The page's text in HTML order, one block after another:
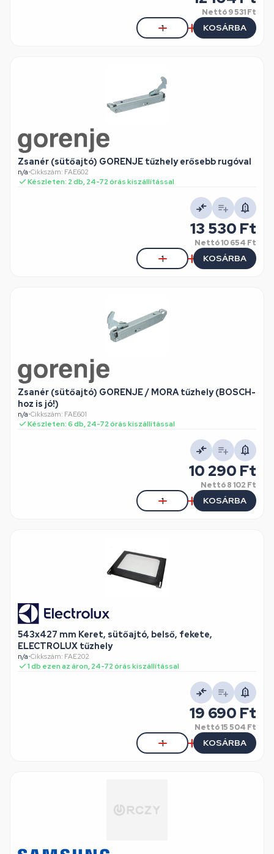
Nettó9 531 Ft
KOSÁRBA
Zsanér (sütőajtó) GORENJE tűzhely erősebb rugóval
n/a•Cikkszám: FAE602
Készleten: 2 db, 24-72 órás kiszállítással
13 530 Ft
Nettó10 654 Ft
KOSÁRBA
Zsanér (sütőajtó) GORENJE / MORA tűzhely (BOSCH-
hoz is jó!)
n/a•Cikkszám: FAE601
Készleten: 6 db, 24-72 órás kiszállítással
10 290 Ft
Nettó8 102 Ft
KOSÁRBA
543x427 mm Keret, sütőajtó, belső, fekete,
ELECTROLUX tűzhely
n/a•Cikkszám: FAE202
1 db ezen az áron, 24-72 órás kiszállítással
19 690 Ft
Nettó15 504 Ft
KOSÁRBA